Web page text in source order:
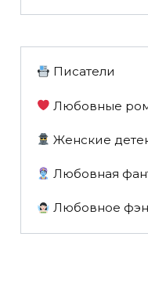
Писатели
Любовные
Женские
Любовная
Любовное